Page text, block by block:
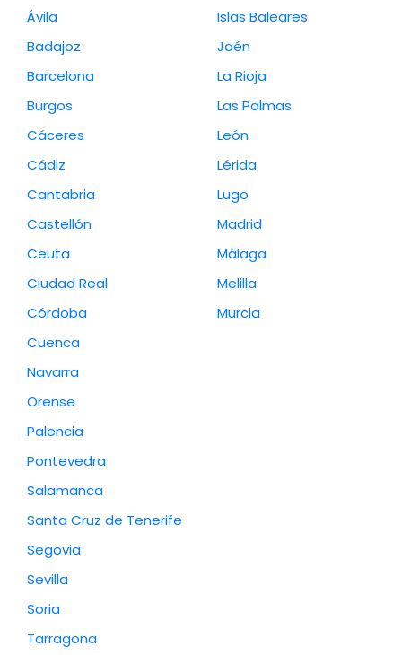
Ávila
Badajoz
Barcelona
Burgos
Cáceres
Cádiz
Cantabria
Castellón
Ceuta
Ciudad Real
Córdoba
Cuenca
Islas Baleares
Jaén
La Rioja
Las Palmas
León
Lérida
Lugo
Madrid
Málaga
Melilla
Murcia
Navarra
Orense
Palencia
Pontevedra
Salamanca
Santa Cruz de Tenerife
Segovia
Sevilla
Soria
Tarragona